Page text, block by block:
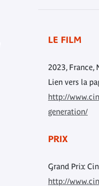
LE FILM
2023, France,
Lien vers la
http://
generation/
PRIX
Grand Prix
http://